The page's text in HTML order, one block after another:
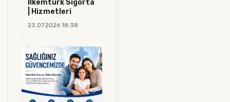
İlkemtürk Sigorta
| Hizmetleri
23.07.2026 18:38